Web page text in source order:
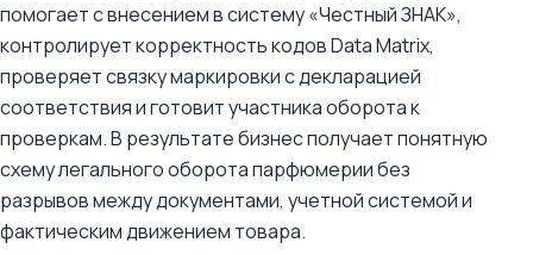
помогает с внесением в систему «Честный ЗНАК»,
контролирует корректность кодов Data Matrix,
проверяет связку маркировки с декларацией
соответствия и готовит участника оборота к
проверкам. В результате бизнес получает понятную
схему легального оборота парфюмерии без
разрывов между документами, учетной системой и
фактическим движением товара.